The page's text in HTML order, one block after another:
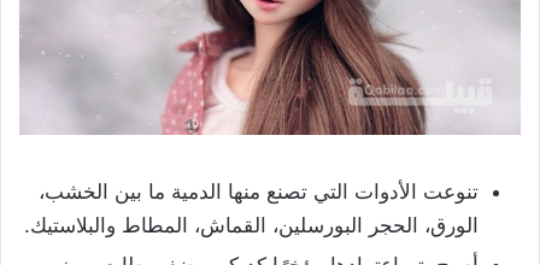
تنوعت الأدوات التي تصنع منها الدمية ما بين الخشب،
الورق، الحجر البورسلين، القماش، المطاط والبلاستيك.